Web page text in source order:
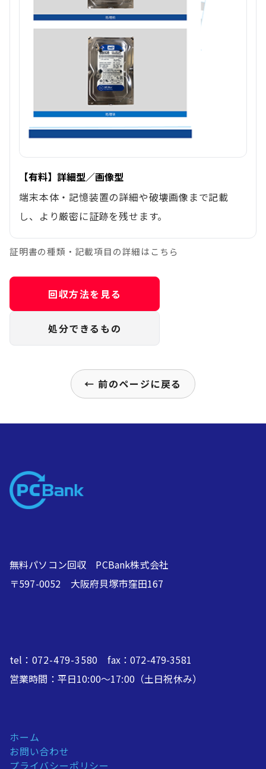
【有料】詳細型／画像型
端末本体・記憶装置の詳細や破壊画像まで記載
し、より厳密に証跡を残せます。
証明書の種類・記載項目の詳細はこちら
回収方法を見る
処分できるもの
← 前のページに戻る
無料パソコン回収 PCBank株式会社
〒597-0052 大阪府貝塚市窪田167
tel： 072-479-3580 fax：072-479-3581
営業時間：平日10:00～17:00（土日祝休み）
ホーム
お問い合わせ
プライバシーポリシー